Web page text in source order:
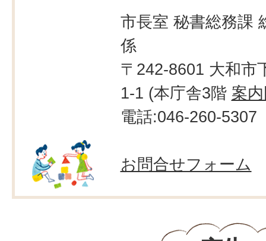
市長室 秘書総務課
係
〒242-8601 大和市
1-1 (本庁舎3階 案
電話:046-260-5307
お問合せフォーム